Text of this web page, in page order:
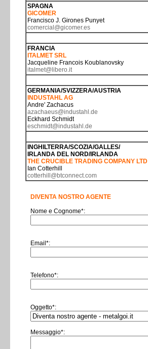
SPAGNA
GICOMER
Francisco J. Girones Punyet
comercial@gicomer.es
FRANCIA
ITALMET SRL
Jacqueline Francois Koublanovsky
italmet@libero.it
GERMANIA/SVIZZERA/AUSTRIA
INDUSTAHL AG
Andre' Zachacus
azachaeus@industahl.de
Eckhard Schmidt
eschmidt@industahl.de
INGHILTERRA/SCOZIA/GALLES/
IRLANDA DEL NORD/IRLANDA
THE CRUCIBLE TRADING COMPANY LTD
Ian Cotterhill
cotterhill@btconnect.com
DIVENTA NOSTRO AGENTE
Nome e Cognome*:
Email*:
Telefono*:
Oggetto*:
Messaggio*: